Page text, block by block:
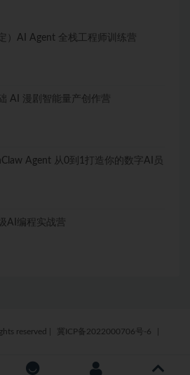
）AI Agent 全栈工程师训练营
AI 漫剧智能量产创作营
Agent 从0到1打造你的数字AI员
AI编程实战营
reserved 冀ICP备2022000706号-6